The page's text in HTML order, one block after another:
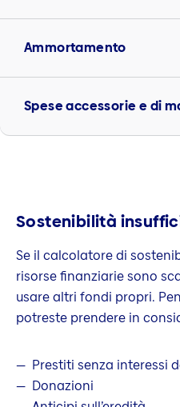
Ammortamento
Spese accessorie e di
Sostenibilità
Se il calcolatore di
risorse finanziarie sono
usare altri fondi propri.
potreste prendere in
Prestiti senza interessi
Donazioni